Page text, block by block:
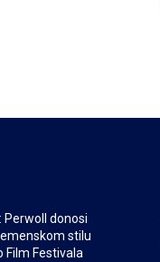
Perwoll donosi
stilu
Film Festivala